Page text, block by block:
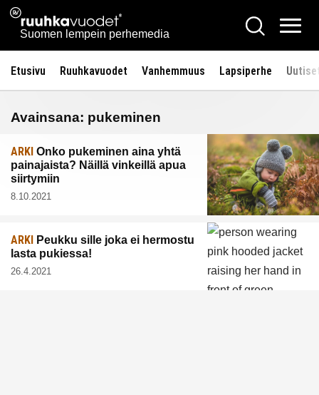
Siirry
sisältöön
Ruuhkavuodet.fi
Suomen lempein perhemedia
Hae
Etusivu Ruuhkavuodet Vanhemmuus Lapsiperhe
Avainsana: pukeminen
ARKI Onko pukeminen aina yhtä
painajaista? Näillä vinkeillä apua
siirtymiin
8.10.2021
ARKI Peukku sille joka ei hermostu
lasta pukiessa!
26.4.2021